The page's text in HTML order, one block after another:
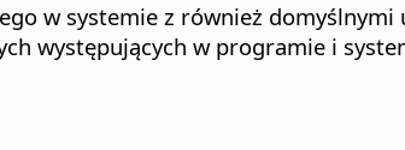
w systemie z również
występujących w programie i